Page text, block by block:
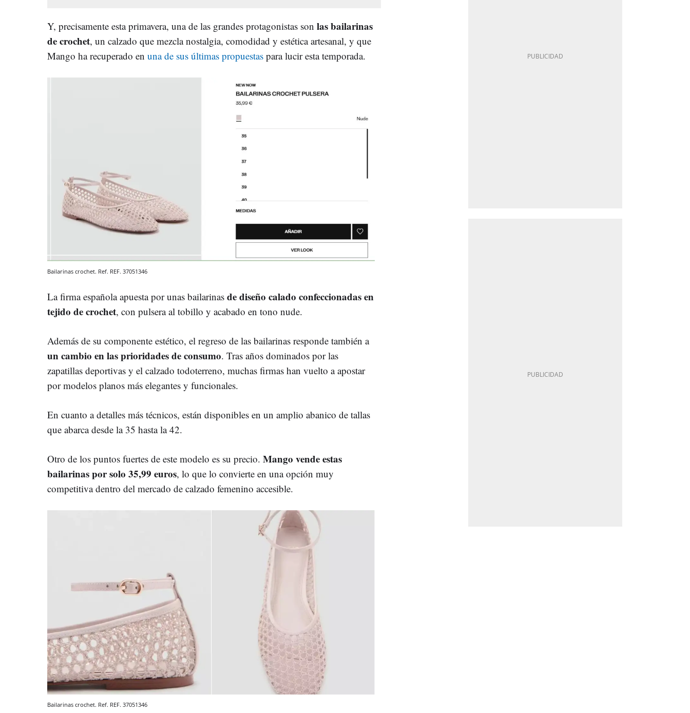
Y, precisamente esta primavera, una de las grandes protagonistas son las bailarinas
de crochet, un calzado que mezcla nostalgia, comodidad y estética artesanal, y que
Mango ha recuperado en una de sus últimas propuestas para lucir esta temporada.
Bailarinas crochet. Ref. REF. 37051346
La firma española apuesta por unas bailarinas de diseño calado confeccionadas en
tejido de crochet, con pulsera al tobillo y acabado en tono nude.
Además de su componente estético, el regreso de las bailarinas responde también a
un cambio en las prioridades de consumo. Tras años dominados por las
zapatillas deportivas y el calzado todoterreno, muchas firmas han vuelto a apostar
por modelos planos más elegantes y funcionales.
En cuanto a detalles más técnicos, están disponibles en un amplio abanico de tallas
que abarca desde la 35 hasta la 42.
Otro de los puntos fuertes de este modelo es su precio. Mango vende estas
bailarinas por solo 35,99 euros, lo que lo convierte en una opción muy
competitiva dentro del mercado de calzado femenino accesible.
Bailarinas crochet. Ref. REF. 37051346